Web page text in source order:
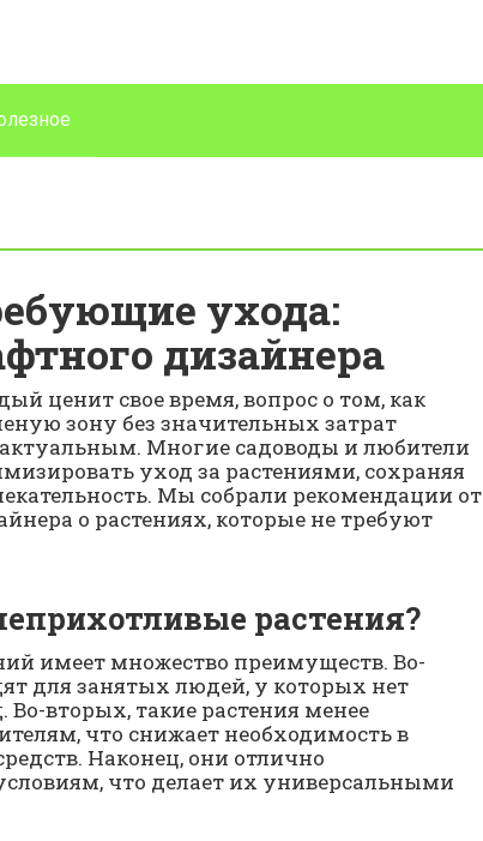
ухода:
дизайнера
ценит свое время, вопрос о том, как
зону без значительных затрат
актуальным. Многие садоводы и любители
уход за растениями, сохраняя
Мы собрали рекомендации от
о растениях, которые не требуют
растения?
имеет множество преимуществ. Во-
для занятых людей, у которых нет
вторых, такие растения менее
что снижает необходимость в
Наконец, они отлично
что делает их универсальными